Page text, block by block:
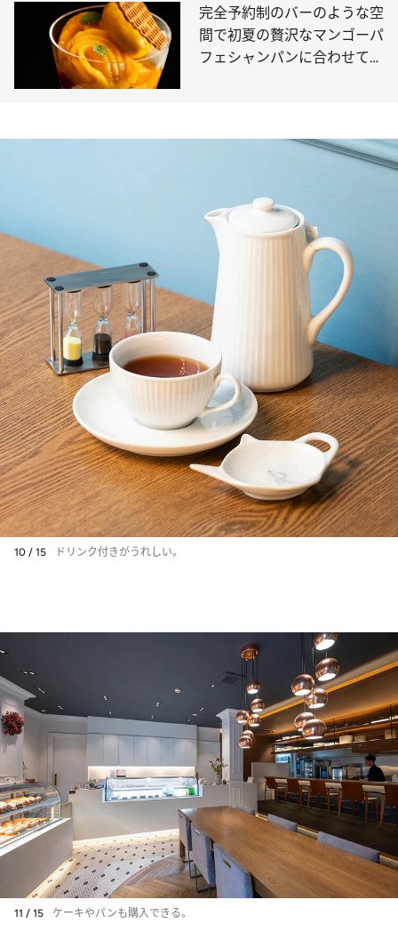
完全予約制のバーのような空
間で初夏の贅沢なマンゴーパ
フェシャンパンに合わせて贅
10 / 15 ドリンク付きがうれしい。
11 / 15 ケーキやパンも購入できる。